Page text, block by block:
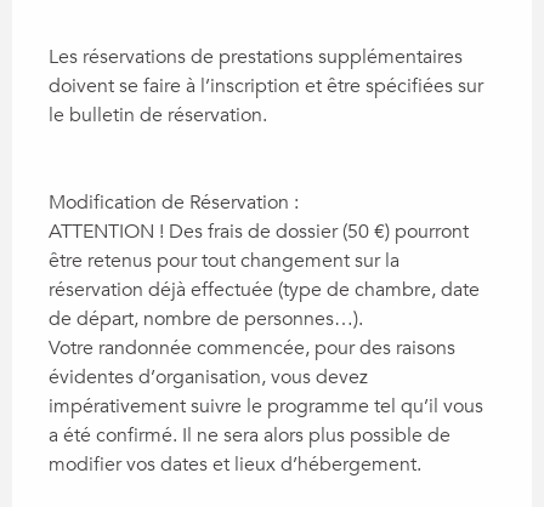
Les réservations de prestations supplémentaires
doivent se faire à l’inscription et être spécifiées sur
le bulletin de réservation.
Modification de Réservation :
ATTENTION ! Des frais de dossier (50 €) pourront
être retenus pour tout changement sur la
réservation déjà effectuée (type de chambre, date
de départ, nombre de personnes…).
Votre randonnée commencée, pour des raisons
évidentes d’organisation, vous devez
impérativement suivre le programme tel qu’il vous
a été confirmé. Il ne sera alors plus possible de
modifier vos dates et lieux d’hébergement.